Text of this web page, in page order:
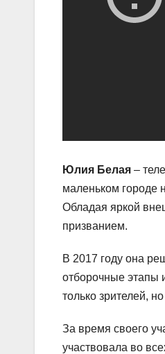
Юлия Белая –
маленьком городе
Обладая яркой
призванием.
В 2017 году она
отборочные этапы
только зрителей,
За время своего
участвовала во